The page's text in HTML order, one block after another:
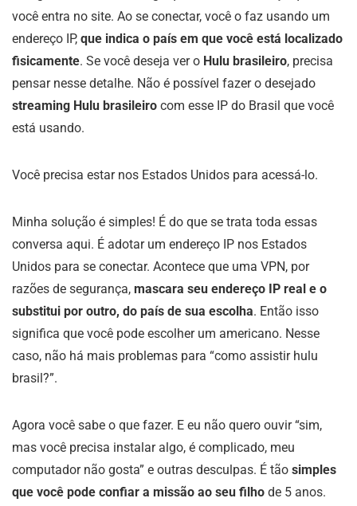
você entra no site. Ao se conectar, você o faz usando um
endereço IP, que indica o país em que você está localizado
fisicamente. Se você deseja ver o Hulu brasileiro, precisa
pensar nesse detalhe. Não é possível fazer o desejado
streaming Hulu brasileiro com esse IP do Brasil que você
está usando.
Você precisa estar nos Estados Unidos para acessá-lo.
Minha solução é simples! É do que se trata toda essas
conversa aqui. É adotar um endereço IP nos Estados
Unidos para se conectar. Acontece que uma VPN, por
razões de segurança, mascara seu endereço IP real e o
substitui por outro, do país de sua escolha. Então isso
significa que você pode escolher um americano. Nesse
caso, não há mais problemas para “como assistir hulu
brasil?”.
Agora você sabe o que fazer. E eu não quero ouvir “sim,
mas você precisa instalar algo, é complicado, meu
computador não gosta” e outras desculpas. É tão simples
que você pode confiar a missão ao seu filho de 5 anos.